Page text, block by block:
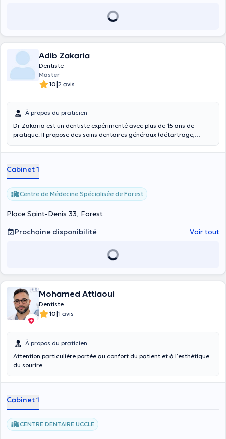
Adib Zakaria
Dentiste
Master
10|2 avis
À propos du praticien
Dr Zakaria est un dentiste expérimenté avec plus de 15 ans de
pratique. Il propose des soins dentaires généraux (détartrage,
moderne et axée sur la prévention pour enfants et adultes.
Cabinet 1
Centre de Médecine Spécialisée de Forest
Place Saint-Denis 33, Forest
Prochaine disponibilité
Voir tout
Mohamed Attiaoui
Dentiste
10|1 avis
À propos du praticien
Attention particulière portée au confort du patient et à l’esthétique
du sourire.
Cabinet 1
CENTRE DENTAIRE UCCLE